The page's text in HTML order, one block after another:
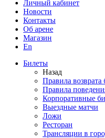
Личный кабинет
Новости
Контакты
Об арене
Магазин
En
Билеты
Назад
Правила возврата
Правила
Корпоративные
Выездные матчи
Ложи
Ресторан
Трансляции в